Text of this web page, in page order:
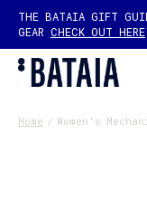
THE BATAIA GIFT
GEAR CHECK OUT HERE
Home / Women's